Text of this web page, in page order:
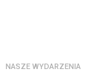
NASZE WYDARZENIA